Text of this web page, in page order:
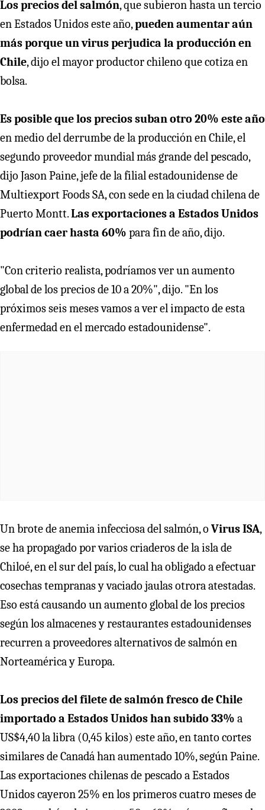
Los precios del salmón, que subieron hasta un tercio
en Estados Unidos este año,pueden aumentar aún
más porque un virus perjudica la producción en
Chile, dijo el mayor productor chileno que cotiza en
bolsa.
Es posible que los precios suban otro 20% este año
en medio del derrumbe de la producción en Chile, el
segundo proveedor mundial más grande del pescado,
dijo Jason Paine, jefe de la filial estadounidense de
Multiexport Foods SA, con sede en la ciudad chilena de
Puerto Montt.Las exportaciones a Estados Unidos
podrían caer hasta 60% para fin de año, dijo.
"Con criterio realista, podríamos ver un aumento
global de los precios de 10 a 20%", dijo. "En los
próximos seis meses vamos a ver el impacto de esta
enfermedad en el mercado estadounidense".
Un brote de anemia infecciosa del salmón, o Virus ISA,
se ha propagado por varios criaderos de la isla de
Chiloé, en el sur del país, lo cual ha obligado a efectuar
cosechas tempranas y vaciado jaulas otrora atestadas.
Eso está causando un aumento global de los precios
según los almacenes y restaurantes estadounidenses
recurren a proveedores alternativos de salmón en
Norteamérica y Europa.
Los precios del filete de salmón fresco de Chile
importado a Estados Unidos han subido 33% a
US$4,40 la libra (0,45 kilos) este año, en tanto cortes
similares de Canadá han aumentado 10%, según Paine.
Las exportaciones chilenas de pescado a Estados
Unidos cayeron 25% en los primeros cuatro meses de